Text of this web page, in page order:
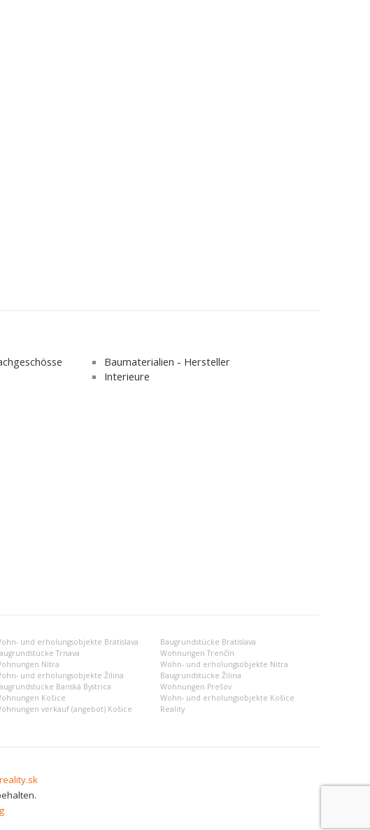
Baumaterialien - Hersteller
Interieure
und erholungsobjekte Bratislava
Baugrundstücke Bratislava
Trnava
Wohnungen Trenčín
Nitra
Wohn- und erholungsobjekte Nitra
und erholungsobjekte Žilina
Baugrundstücke Žilina
Banská Bystrica
Wohnungen Prešov
Košice
Wohn- und erholungsobjekte Košice
verkauf (angebot) Košice
Reality